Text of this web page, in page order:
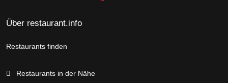
Über restaurant.info
Restaurants finden
Restaurants in der Nähe